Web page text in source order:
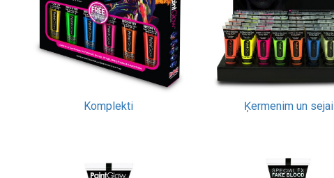
Komplekti Ķermenim un sejai